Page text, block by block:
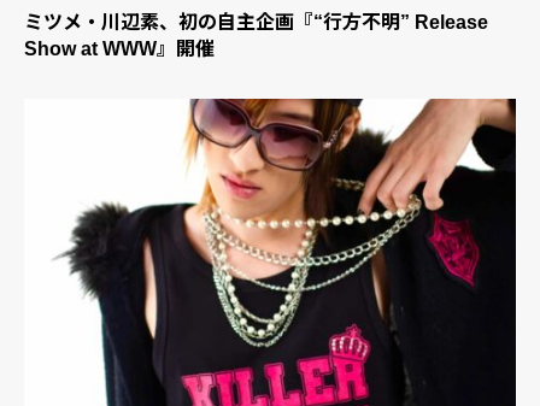
ミツメ・川辺素、初の自主企画『“行方不明” Release
Show at WWW』開催